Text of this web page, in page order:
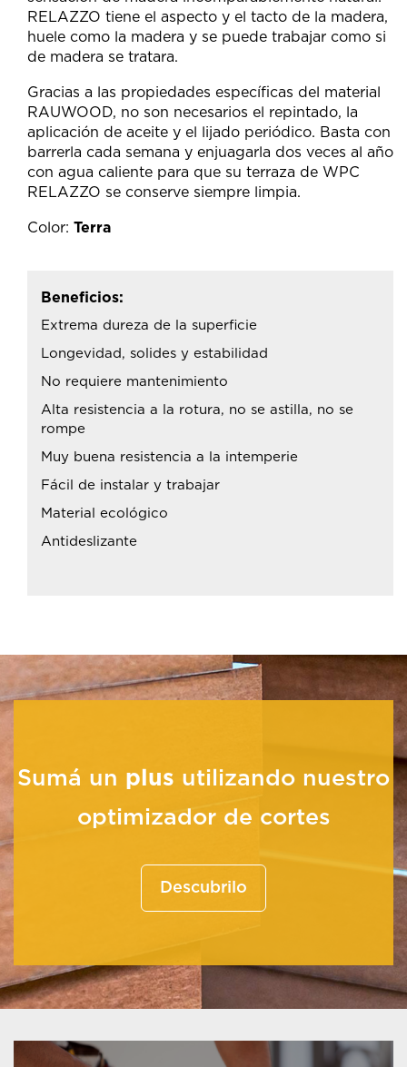
RELAZZO tiene el aspecto y el tacto de la madera,
huele como la madera y se puede trabajar como si
de madera se tratara.
Gracias a las propiedades específicas del material
RAUWOOD, no son necesarios el repintado, la
aplicación de aceite y el lijado periódico. Basta con
barrerla cada semana y enjuagarla dos veces al año
con agua caliente para que su terraza de WPC
RELAZZO se conserve siempre limpia.
Color: Terra
Beneficios:
Extrema dureza de la superficie
Longevidad, solides y estabilidad
No requiere mantenimiento
Alta resistencia a la rotura, no se astilla, no se
rompe
Muy buena resistencia a la intemperie
Fácil de instalar y trabajar
Material ecológico
Antideslizante
Sumá un plus utilizando nuestro
optimizador de cortes
Descubrilo